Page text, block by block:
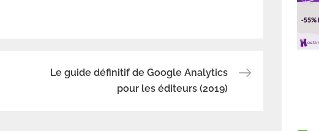
Le guide définitif de Google Analytics
pour les éditeurs (2019)